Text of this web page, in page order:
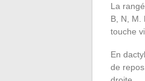
La
B, N, M.
touche
En
de